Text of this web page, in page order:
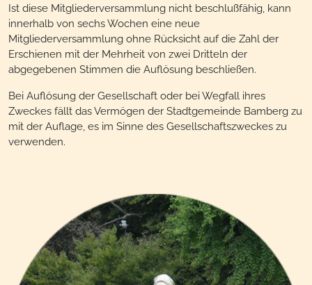
Ist diese Mitgliederversammlung nicht beschlußfähig, kann
innerhalb von sechs Wochen eine neue
Mitgliederversammlung ohne Rücksicht auf die Zahl der
Erschienen mit der Mehrheit von zwei Dritteln der
abgegebenen Stimmen die Auflösung beschließen.
Bei Auflösung der Gesellschaft oder bei Wegfall ihres
Zweckes fällt das Vermögen der Stadtgemeinde Bamberg zu
mit der Auflage, es im Sinne des Gesellschaftszweckes zu
verwenden.